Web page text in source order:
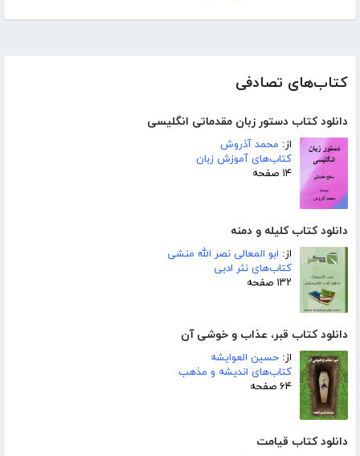
کتاب‌های تصادفی
دانلود کتاب دستور زبان مقدماتی انگلیسی
از: محمد آذروش
کتاب‌های آموزش زبان
۱۴ صفحه
دانلود کتاب کلیله و دمنه
از: ابو المعالی نصر الله منشی
کتاب‌های نثر ادبی
۱۳۲ صفحه
دانلود کتاب قبر، عذاب و خوشی آن
از: حسین العوایشه
کتاب‌های اندیشه و مذهب
۶۴ صفحه
دانلود کتاب قیامت